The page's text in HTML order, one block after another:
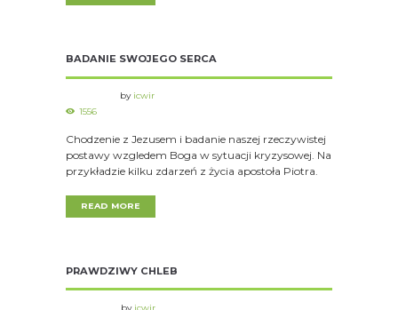
BADANIE SWOJEGO SERCA
by icwir
1556
Chodzenie z Jezusem i badanie naszej rzeczywistej
postawy wzgledem Boga w sytuacji kryzysowej. Na
przykładzie kilku zdarzeń z życia apostoła Piotra.
READ MORE
PRAWDZIWY CHLEB
by icwir